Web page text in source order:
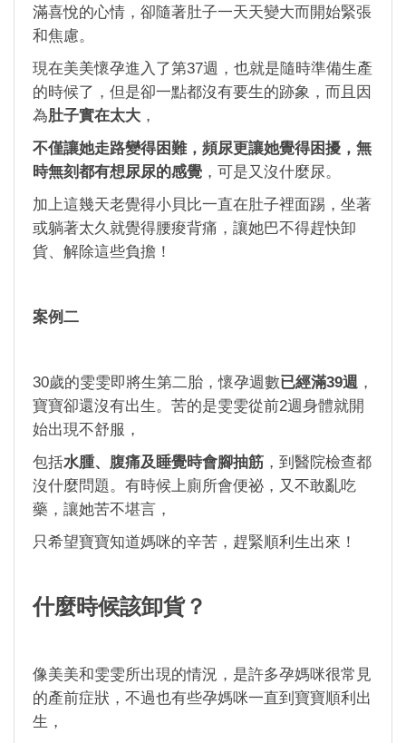
滿喜悅的心情，卻隨著肚子一天天變大而開始緊張
和焦慮。
現在美美懷孕進入了第37週，也就是隨時準備生產
的時候了，但是卻一點都沒有要生的跡象，而且因
為 肚子實在太大
不僅讓她走路變得困難，頻尿更讓她覺得困擾，無
時無刻都有想尿尿的感覺 ，可是又沒什麼尿。
加上這幾天老覺得小貝比一直在肚子裡面踢，坐著
或躺著太久就覺得腰痠背痛，讓她巴不得趕快卸
貨、解除這些負擔！
案例二
30歲的雯雯即將生第二胎，懷孕週數已經滿39週
寶寶卻還沒有出生。苦的是雯雯從前2週身體就開
始出現不舒服，
包括水腫、腹痛及睡覺時會腳抽筋 ，到醫院檢查都
沒什麼問題。有時候上廁所會便祕，又不敢亂吃
藥，讓她苦不堪言，
只希望寶寶知道媽咪的辛苦，趕緊順利生出來！
什麼時候該卸貨？
像美美和雯雯所出現的情況，是許多孕媽咪很常見
的產前症狀，不過也有些孕媽咪一直到寶寶順利出
生，